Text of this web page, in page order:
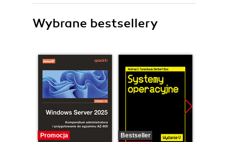
Wybrane bestsellery
Promocja
Bestseller